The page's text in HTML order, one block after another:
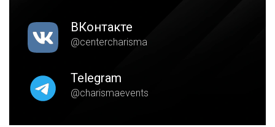
ВКонтакте
@centercharisma
Telegram
@charismaevents